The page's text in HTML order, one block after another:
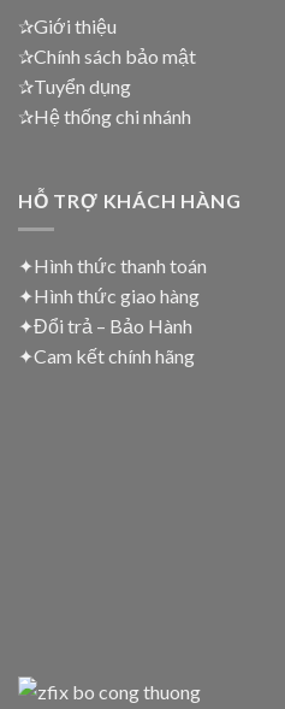
✰Giới thiệu
✰Chính sách bảo mật
✰Tuyển dụng
✰Hệ thống chi nhánh
HỖ TRỢ KHÁCH HÀNG
✦Hình thức thanh toán
✦Hình thức giao hàng
✦Đổi trả – Bảo Hành
✦Cam kết chính hãng